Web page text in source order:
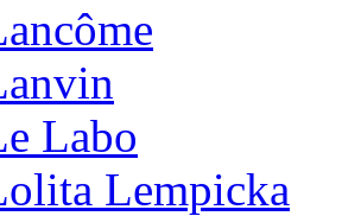
Labo
Lempicka